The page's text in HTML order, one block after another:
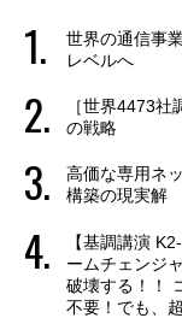
世界の通信事
レベルへ
［世界4473
の戦略
高価な専用ネ
構築の現実解
【基調講演
ームチェンジ
破壊する！！
不要！でも、